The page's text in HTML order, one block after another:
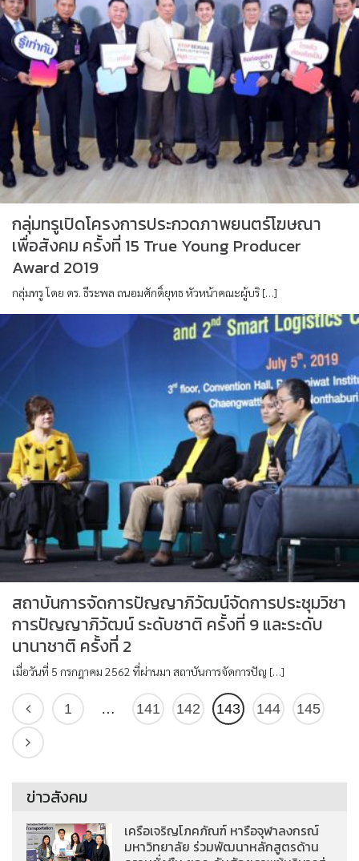
กลุ่มทรูเปิดโครงการประกวดภาพยนตร์โฆษณา
เพื่อสังคม ครั้งที่ 15 True Young Producer
Award 2019
กลุ่มทรู โดย ดร. ธีระพล ถนอมศักดิ์ยุทธ หัวหน้าคณะผู้บริ […]
สถาบันการจัดการปัญญาภิวัฒน์จัดการประชุมวิชา
การปัญญาภิวัฒน์ ระดับชาติ ครั้งที่ 9 และระดับ
นานาชาติ ครั้งที่ 2
เมื่อวันที่ 5 กรกฎาคม 2562 ที่ผ่านมา สถาบันการจัดการปัญ […]
1 … 141 142 143 144 145
ข่าวสังคม
เครือเจริญโภคภัณฑ์ หารือจุฬาลงกรณ์
มหาวิทยาลัย ร่วมพัฒนาหลักสูตรด้าน